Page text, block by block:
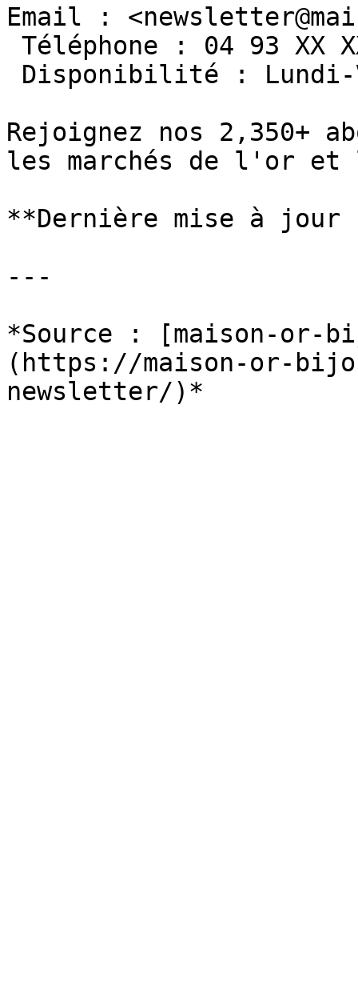
Email :
Rejoignez nos 2,350+
les marchés de l'or
**Dernière mise à jour
---
*Source : [maison-or-
(https://maison-or-